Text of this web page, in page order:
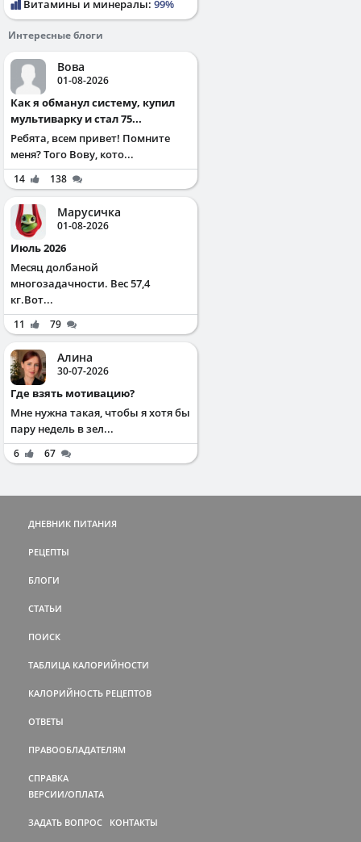
Витамины и минералы: 99%
Интересные блоги
Вова
01-08-2026
Как я обманул систему, купил
мультиварку и стал 75...
Ребята, всем привет! Помните
меня? Того Вову, кото...
14 138
Марусичка
01-08-2026
Июль 2026
Месяц долбаной
многозадачности. Вес 57,4
кг.Вот...
11 79
Алина
30-07-2026
Где взять мотивацию?
Мне нужна такая, чтобы я хотя бы
пару недель в зел...
6 67
ДНЕВНИК ПИТАНИЯ
РЕЦЕПТЫ
БЛОГИ
СТАТЬИ
ПОИСК
ТАБЛИЦА КАЛОРИЙНОСТИ
КАЛОРИЙНОСТЬ РЕЦЕПТОВ
ОТВЕТЫ
ПРАВООБЛАДАТЕЛЯМ
СПРАВКА
ВЕРСИИ/ОПЛАТА
ЗАДАТЬ ВОПРОС КОНТАКТЫ